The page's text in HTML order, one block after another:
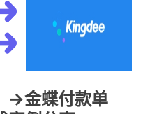
->金蝶付款单